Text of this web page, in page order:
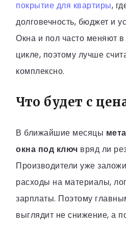
покрытие для квартиры,
долговечность, бюджет и
Окна и пол часто меняют
цикле, поэтому лучше
комплексно.
Что будет с
В ближайшие месяцы
окна под ключ вряд ли
Производители уже
расходы на материалы,
зарплаты. Поэтому
выглядит не снижение, а